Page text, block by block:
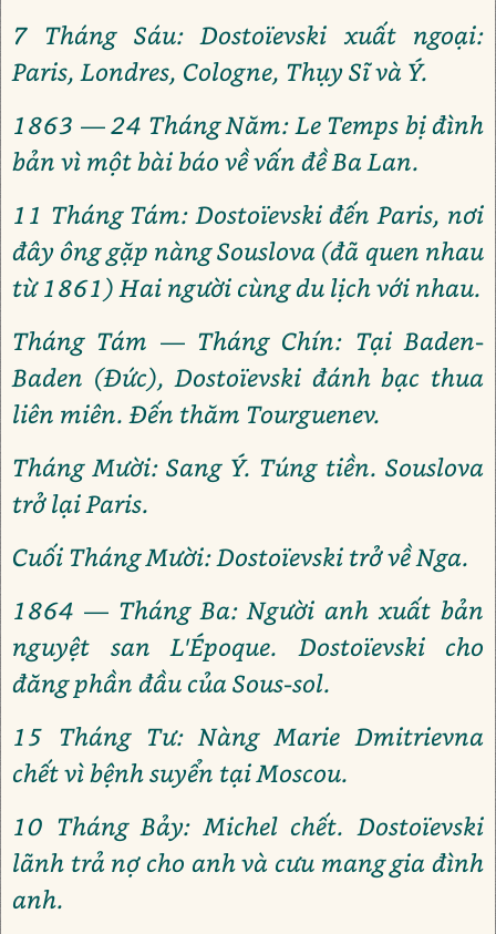
7 Tháng Sáu: Dostoïevski xuất ngoại:
Paris, Londres, Cologne, Thụy Sĩ và Ý.
1863 — 24 Tháng Năm: Le Temps bị đình
bản vì một bài báo về vấn đề Ba Lan.
11 Tháng Tám: Dostoïevski đến Paris, nơi
đây ông gặp nàng Souslova (đã quen nhau
từ 1861) Hai người cùng du lịch với nhau.
Tháng Tám — Tháng Chín: Tại Baden-
Baden (Đức), Dostoïevski đánh bạc thua
liên miên. Đến thăm Tourguenev.
Tháng Mười: Sang Ý. Túng tiền. Souslova
trở lại Paris.
Cuối Tháng Mười: Dostoïevski trở về Nga.
1864 — Tháng Ba: Người anh xuất bản
nguyệt san L'Époque. Dostoïevski cho
đăng phần đầu của Sous-sol.
15 Tháng Tư: Nàng Marie Dmitrievna
chết vì bệnh suyển tại Moscou.
10 Tháng Bảy: Michel chết. Dostoïevski
lãnh trả nợ cho anh và cưu mang gia đình
anh.